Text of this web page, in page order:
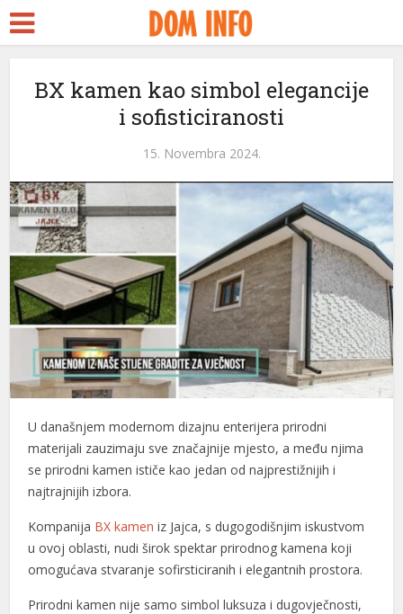
BX kamen kao simbol elegancije
i sofisticiranosti
15. Novembra 2024.
U današnjem modernom dizajnu enterijera prirodni
materijali zauzimaju sve značajnije mjesto, a među njima
se prirodni kamen ističe kao jedan od najprestižnijih i
najtrajnijih izbora.
Kompanija BX kamen iz Jajca, s dugogodišnjim iskustvom
u ovoj oblasti, nudi širok spektar prirodnog kamena koji
omogućava stvaranje sofirsticiranih i elegantnih prostora.
Prirodni kamen nije samo simbol luksuza i dugovječnosti,